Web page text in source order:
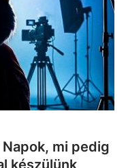
mi pedig